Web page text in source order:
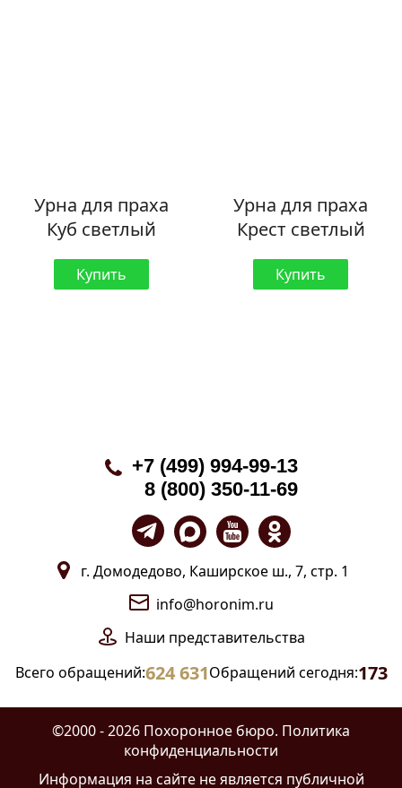
Урна для праха
Куб светлый
Купить
Урна для праха
Крест светлый
Купить
+7 (499) 994-99-13
8 (800) 350-11-69
г. Домодедово, Каширское ш., 7, стр. 1
info@horonim.ru
Наши представительства
Всего обращений:624 631Обращений сегодня:173
©2000 - 2026 Похоронное бюро. Политика
конфиденциальности
Информация на сайте не является публичной